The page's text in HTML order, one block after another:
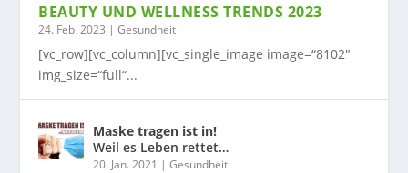
BEAUTY UND WELLNESS TRENDS 2023
24. Feb. 2023 |Gesundheit
[vc_row][vc_column][vc_single_image image=“8102″
img_size=“full“...
Maske tragen ist in!
Weil es Leben rettet…
20. Jan. 2021 |Gesundheit